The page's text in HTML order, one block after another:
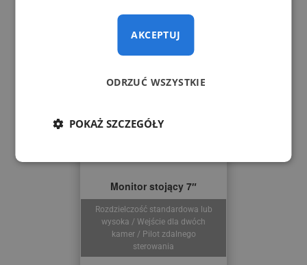
Rozdzielczość standardowa lub
wysoka / Wejście dla dwóch
kamer / Pilot zdalnego
sterowania
Monitor stojący 7″
AKCEPTUJ
ODRZUĆ WSZYSTKIE
POKAŻ SZCZEGÓŁY